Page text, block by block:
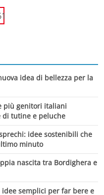
idea di bellezza per la
più genitori italiani
di tutine e peluche
idee sostenibili che
minuto
nascita tra Bordighera e
semplici per far bere e